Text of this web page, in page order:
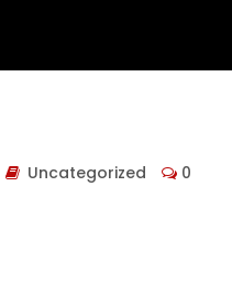
Uncategorized 0